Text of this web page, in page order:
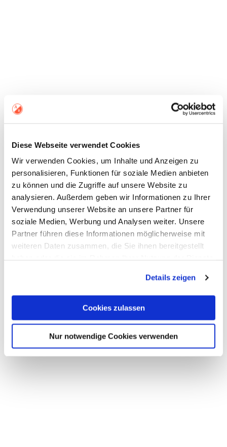
Diese Webseite verwendet Cookies
Wir verwenden Cookies, um Inhalte und Anzeigen zu
personalisieren, Funktionen für soziale Medien anbieten
zu können und die Zugriffe auf unsere Website zu
analysieren. Außerdem geben wir Informationen zu Ihrer
Verwendung unserer Website an unsere Partner für
soziale Medien, Werbung und Analysen weiter. Unsere
Partner führen diese Informationen möglicherweise mit
weiteren Daten zusammen, die Sie ihnen bereitgestellt
Details zeigen
Cookies zulassen
Nur notwendige Cookies verwenden